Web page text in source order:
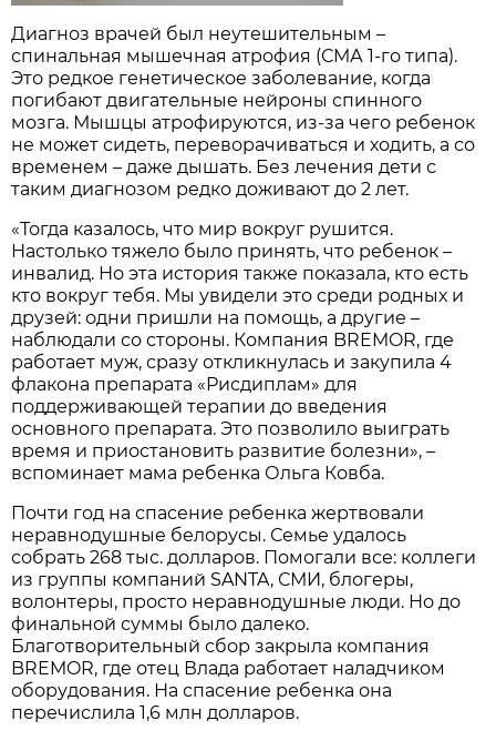
Диагноз врачей был неутешительным –
спинальная мышечная атрофия (СМА 1-го типа).
Это редкое генетическое заболевание, когда
погибают двигательные нейроны спинного
мозга. Мышцы атрофируются, из-за чего ребенок
не может сидеть, переворачиваться и ходить, а со
временем – даже дышать. Без лечения дети с
таким диагнозом редко доживают до 2 лет.
«Тогда казалось, что мир вокруг рушится.
Настолько тяжело было принять, что ребенок –
инвалид. Но эта история также показала, кто есть
кто вокруг тебя. Мы увидели это среди родных и
друзей: одни пришли на помощь, а другие –
наблюдали со стороны. Компания BREMOR, где
работает муж, сразу откликнулась и закупила 4
флакона препарата «Рисдиплам» для
поддерживающей терапии до введения
основного препарата. Это позволило выиграть
время и приостановить развитие болезни», –
вспоминает мама ребенка Ольга Ковба.
Почти год на спасение ребенка жертвовали
неравнодушные белорусы. Семье удалось
собрать 268 тыс. долларов. Помогали все: коллеги
из группы компаний SANTA, СМИ, блогеры,
волонтеры, просто неравнодушные люди. Но до
финальной суммы было далеко.
Благотворительный сбор закрыла компания
BREMOR, где отец Влада работает наладчиком
оборудования. На спасение ребенка она
перечислила 1,6 млн долларов.